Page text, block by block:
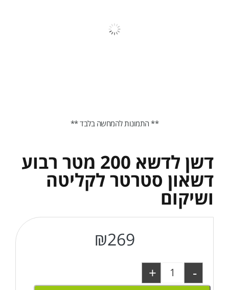
דשן לדשא 200 מטר רבוע
דשאון סטרטר לקליטה
ושיקום
₪269
-
+
** התמונות להמחשה בלבד **